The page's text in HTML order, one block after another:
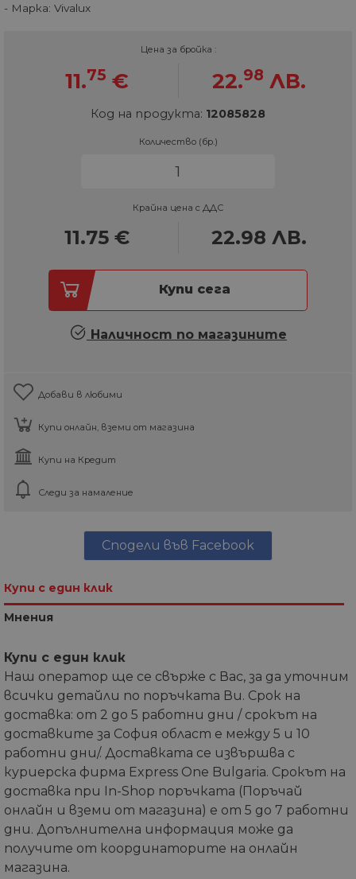
- Марка: Vivalux
Цена за бройка :
11.75 € 22.98 ЛВ.
Код на продукта: 12085828
Количество (бр.)
Крайна цена с ДДС
11.75 € 22.98 ЛВ.
Купи сега
Наличност по магазините
Добави в любими
Купи онлайн, вземи от магазина
Купи на Кредит
Следи за намаление
Сподели във Facebook
Купи с един клик
Мнения
Купи с един клик
Наш оператор ще се свърже с Вас, за да уточним
всички детайли по поръчката Ви. Срок на
доставка: от 2 до 5 работни дни / срокът на
доставките за София област е между 5 и 10
работни дни/. Доставката се извършва с
куриерска фирма Express One Bulgaria. Срокът на
доставка при In-Shop поръчката (Поръчай
онлайн и вземи от магазина) е от 5 до 7 работни
дни. Допълнителна информация може да
получите от координаторите на онлайн
магазина.